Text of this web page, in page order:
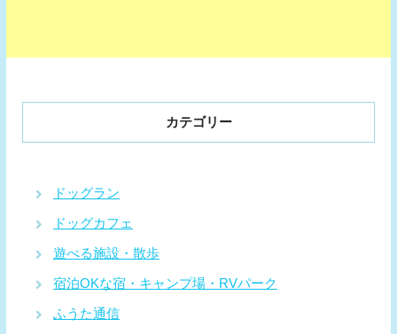
カテゴリー
ドッグラン
ドッグカフェ
遊べる施設・散歩
宿泊OKな宿・キャンプ場・RVパーク
ふうた通信